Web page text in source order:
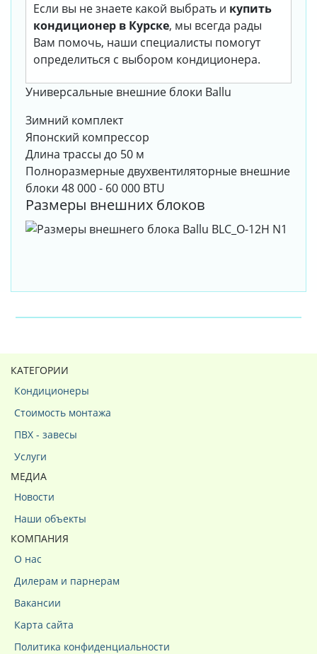
Если вы не знаете какой выбрать и купить
кондиционер в Курске, мы всегда рады
Вам помочь, наши специалисты помогут
определиться с выбором кондиционера.
Универсальные внешние блоки Ballu
Зимний комплект
Японский компрессор
Длина трассы до 50 м
Полноразмерные двухвентиляторные внешние
блоки 48 000 - 60 000 BTU
Размеры внешних блоков
КАТЕГОРИИ
Кондиционеры
Стоимость монтажа
ПВХ - завесы
Услуги
МЕДИА
Новости
Наши объекты
КОМПАНИЯ
О нас
Дилерам и парнерам
Вакансии
Карта сайта
Политика конфиденциальности